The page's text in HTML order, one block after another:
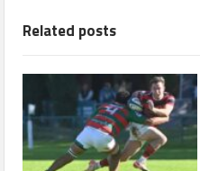
Related posts